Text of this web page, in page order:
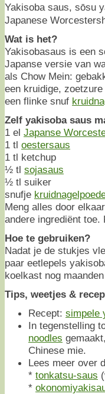
Yakisoba saus, sōsu
Japanese
Wat is het?
Yakisobasaus is een
Japanse versie van
als Chow Mein:
een kruidige,
een flinke snuf
Zelf yakisoba saus
1 el Japanse
1 tl oestersaus
1 tl ketchup
½ tl sojasaus
½ tl suiker
snufje
Meng alles door
andere ingrediënt toe.
Hoe te gebruiken?
Nadat je de stukjes
paar eetlepels
koelkast nog
Tips, weetjes &
Recept: simpele
In tegenstelling
noodles
Chinese mie.
Lees meer over
* tonkatsu-saus
*